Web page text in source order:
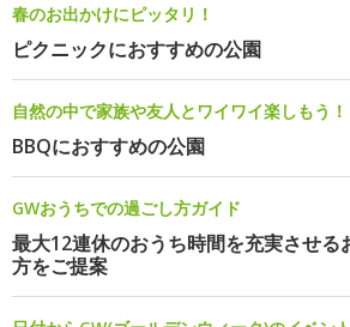
春のお出かけにピッタリ！
ピクニックにおすすめの公園
自然の中で家族や友人とワイワイ楽しもう！
BBQにおすすめの公園
GWおうちでの過ごし方ガイド
最大12連休のおうち時間を充実させる
方をご提案